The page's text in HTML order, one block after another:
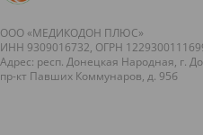
ООО «МЕДИКОДОН ПЛЮС»
ИНН 9309016732, ОГРН
Адрес: респ. Донецкая Народная, г.
пр-кт Павших Коммунаров, д. 95б